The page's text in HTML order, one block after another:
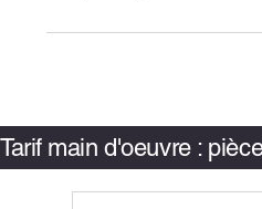
Tarif main d'oeuvre :